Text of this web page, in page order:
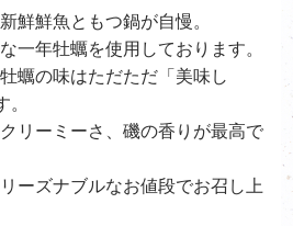
鮮鮮魚ともつ鍋が自慢。
一年牡蠣を使用しております。
蠣の味はただただ「美味し
リーミーさ、磯の香りが最高で
ーズナブルなお値段でお召し上